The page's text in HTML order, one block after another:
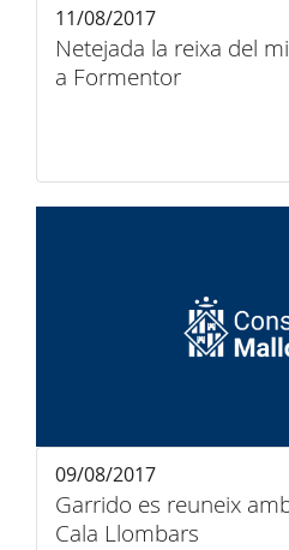
Netejada la reixa del
a Formentor
11/08/2017
Garrido es reuneix
Cala Llombars
09/08/2017